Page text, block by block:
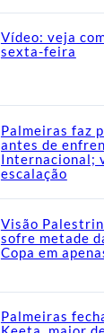
Vídeo: veja
sexta-feira
Palmeiras faz
antes de
Internacional;
escalação
Visão
sofre metade
Copa em
Palmeiras